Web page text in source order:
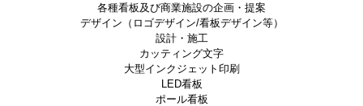
各種看板及び商業施設の企画・提案
デザイン（ロゴデザイン/看板デザイン等）
設計・施工
カッティング文字
大型インクジェット印刷
LED看板
ポール看板